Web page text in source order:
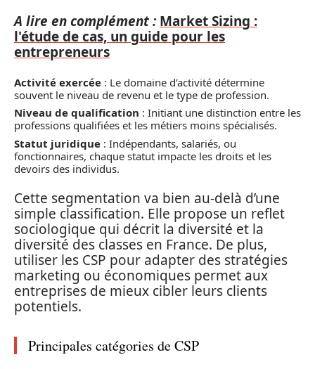
A lire en complément : Market Sizing :
l'étude de cas, un guide pour les
entrepreneurs
Activité exercée : Le domaine d’activité détermine
souvent le niveau de revenu et le type de profession.
Niveau de qualification : Initiant une distinction entre les
professions qualifiées et les métiers moins spécialisés.
Statut juridique : Indépendants, salariés, ou
fonctionnaires, chaque statut impacte les droits et les
devoirs des individus.
Cette segmentation va bien au-delà d’une
simple classification. Elle propose un reflet
sociologique qui décrit la diversité et la
diversité des classes en France. De plus,
utiliser les CSP pour adapter des stratégies
marketing ou économiques permet aux
entreprises de mieux cibler leurs clients
potentiels.
Principales catégories de CSP